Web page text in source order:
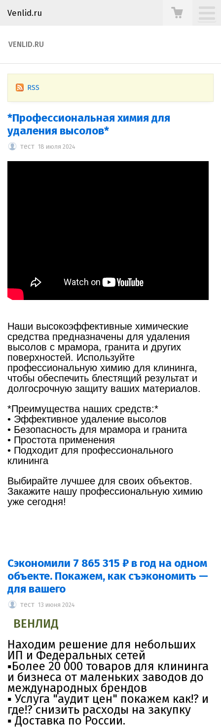
Venlid.ru
VENLID.RU
RSS
*Профессиональная химия для
удаления высолов*
тест 18 июля 2024
Наши высокоэффективные химические
средства предназначены для удаления
высолов с мрамора, гранита и других
поверхностей. Используйте
профессиональную химию для клининга,
чтобы обеспечить блестящий результат и
долгосрочную защиту ваших материалов.
*Преимущества наших средств:*
•⁠ ⁠Эффективное удаление высолов
•⁠ ⁠Безопасность для мрамора и гранита
•⁠ ⁠Простота применения
•⁠ ⁠Подходит для профессионального
клининга
Выбирайте лучшее для своих объектов.
Закажите нашу профессиональную химию
уже сегодня!
Сэкономили 7 865 315 ₽ в год на одном
объекте. Покажем, как съэкономить —
для вашего
тест 13 июня 2024
ВЕНЛИД
Находим решение для небольших
ИП и Федеральных сетей
▪️Более 20 000 товаров для клининга
и бизнеса от маленьких заводов до
международных брендов
▪️ Услуга "аудит цен" покажем как!? и
где!? снизить расходы на закупку
▪️ Доставка по России.